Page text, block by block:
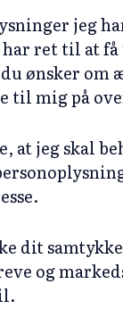
jeg
ret til at
ønsker om
til mig på
at jeg skal
dit
og